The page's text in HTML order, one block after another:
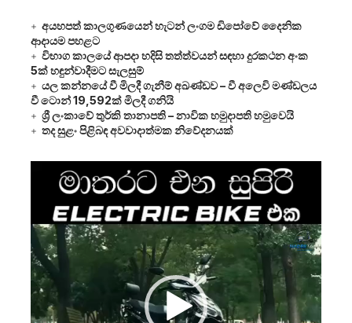
අයහපත් කාලගුණයෙන් හැටන් ලංගම ඩිපෝවේ දෛනික
ආදායම පහළට
විභාග කාලයේ ආපදා හදිසි තත්ත්වයන් සඳහා දුරකථන අංක
5ක් හඳුන්වාදීමට සැලසුම්
යල කන්නයේ වී මිලදී ගැනීම් අඛණ්ඩව – වී අලෙවි මණ්ඩලය
වී ටොන් 19,592ක් මිලදී ගනියි
ශ්‍රී ලංකාවේ තුර්කි තානාපති – නාවික හමුදාපති හමුවෙයි
තද සුළං පිළිබඳ අවවාදාත්මක නිවේදනයක්
Player